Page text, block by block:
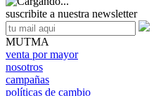
suscribite a nuestra newsletter
MUTMA
venta por mayor
nosotros
campañas
políticas de cambio